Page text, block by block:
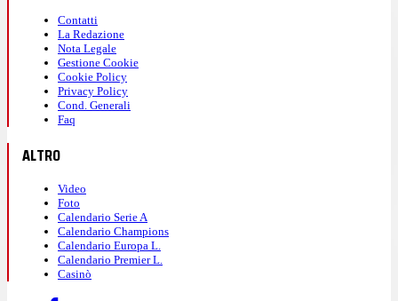
Contatti
La Redazione
Nota Legale
Gestione Cookie
Cookie Policy
Privacy Policy
Cond. Generali
Faq
ALTRO
Video
Foto
Calendario Serie A
Calendario Champions
Calendario Europa L.
Calendario Premier L.
Casinò